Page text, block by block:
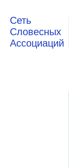
Сеть
Словесных
Ассоциаций